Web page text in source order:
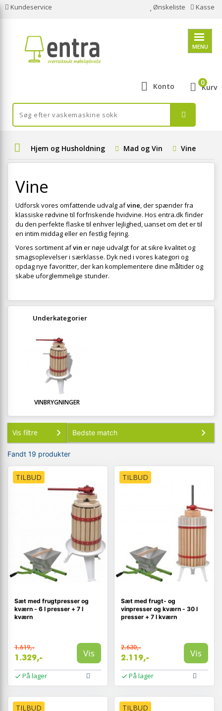
Kundeservice Ønskeliste Kasse
MENU
Konto Kurv
0
Hjem og Husholdning Mad og Vin Vine
Vine
Udforsk vores omfattende udvalg afvine, der spænder fra
klassiske rødvine til forfriskende hvidvine. Hos entra.dk finder
du den perfekte flaske til enhver lejlighed, uanset om det er til
en intim middag eller en festlig fejring.
Vores sortiment afvin er nøje udvalgt for at sikre kvalitet og
smagsoplevelser i særklasse. Dyk ned i vores kategori og
opdag nye favoritter, der kan komplementere dine måltider og
skabe uforglemmelige stunder.
Underkategorier
VINBRYGNINGER
Vis filtre
Fandt 19 produkter
TILBUD
Sæt med frugtpresser og
kværn - 6 l presser + 7 l
kværn
1.619,-
1.329,- Vis
På lager
TILBUD
Sæt med frugt- og
vinpresser og kværn - 30 l
presser + 7 l kværn
2.630,-
2.119,- Vis
På lager
TILBUD TILBUD